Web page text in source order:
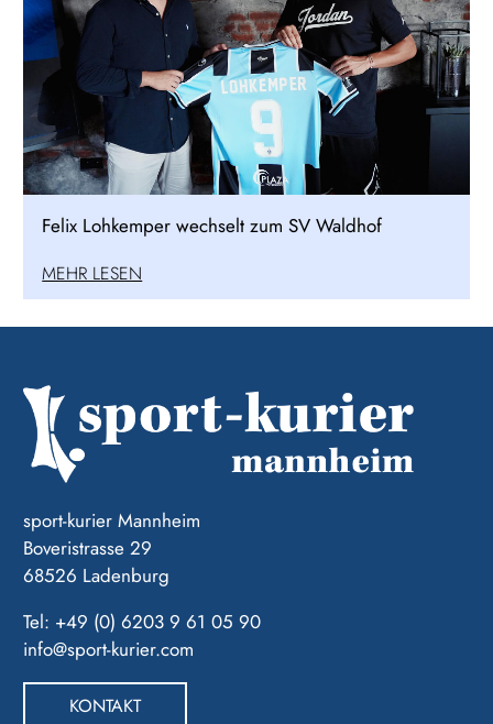
Felix Lohkemper wechselt zum SV Waldhof
MEHR LESEN
sport-kurier Mannheim
Boveristrasse 29
68526 Ladenburg
Tel: +49 (0) 6203 9 61 05 90
info@sport-kurier.com
KONTAKT